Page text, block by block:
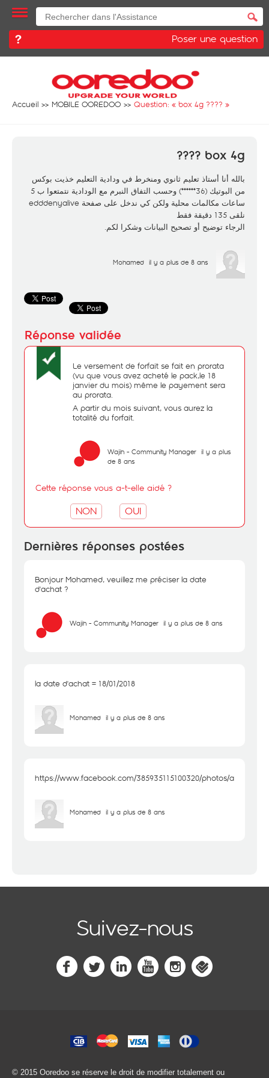
Poser une question
Accueil MOBILE OOREDOO Question: « box 4g ???? »
box 4g ????
بالله أنا أستاذ تعليم ثانوي ومنخرط في ودادية التعليم خذيت بوكس
من البوتيك (36******) وحسب التفاق النبرم مع الودادية نتمتعوا ب 5
ساعات مكالمات محلية ولكن كي ندخل على صفحة edddenyalive
نلقى 135 دقيقة فقط
الرجاء توضيح أو تصحيح البيانات وشكرا لكم.
Mohamed il y a plus de 8 ans
Le versement de forfait se fait en prorata
(vu que vous avez acheté le pack,le 18
janvier du mois) même le payement sera
au prorata.
A partir du mois suivant, vous aurez la
totalité du forfait.
Wajih - Community Manager il y a plus
de 8 ans
Cette réponse vous a-t-elle aidé ?
NON OUI
Dernières réponses postées
Bonjour Mohamed, veuillez me préciser la date
d'achat ?
Wajih - Community Manager il y a plus de 8 ans
la date d'achat = 18/01/2018
Mohamed il y a plus de 8 ans
https://www.facebook.com/385935115100320/photos/
Mohamed il y a plus de 8 ans
Suivez-nous
© 2015 Ooredoo se réserve le droit de modifier totalement ou